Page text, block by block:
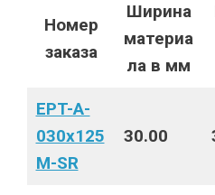
Номер
заказа
Ширина
материа
ла в мм
EPT-A-
030x125
M-SR
30.00